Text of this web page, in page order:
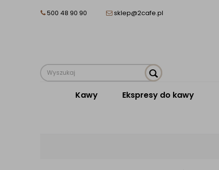
500 48 90 90 sklep@2cafe.pl
Kawy Ekspresy do kawy